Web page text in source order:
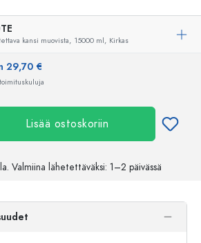
kansi muovista, 15000 ml, Kirkas
29,70 €
Lisää ostoskoriin
Valmiina lähetettäväksi: 1–2 päivässä